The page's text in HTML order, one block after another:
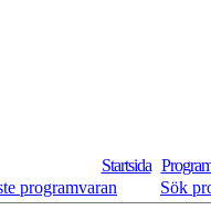
Startsida
programvaran
Sök